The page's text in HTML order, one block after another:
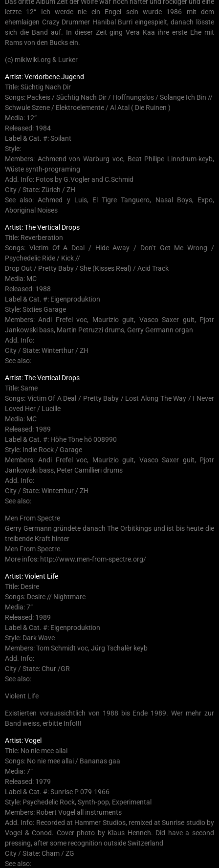
letzte 12“ Ich werde nie ein Engel sein wurde 1986 mit dem
ehemlaigen Crazy Drummer Hanibal Burri eingespielt, danach lösste
sich die Band auf. In dieser Zeit ging Vera Kaa ihre erste Ehe mit
Rams von den Bucks ein.
(c) mikiwiki.org & Lurker
Artist: Verdorbene Jugend
Title: Süchtig Nach Dir
Songs: Packeis / Süchtig Nach Dir / Hoffnungslos / Solange Ich Bin //
Schwule Szene / Elektroelemente / Al Atal ( Die Ruinen )
Media: 12“
Released: 1984
Label & Cat. #: Soilant
Style:
Members: Achmend von Warburg voc, Beat Philipe Linndrum-keyb,
Wüste synth-programing
Add. Info: Fotos by G.Vogler and C.Schmid
City / State: Zürich / ZH
See also: Achmed y Luis, El Tigre Tanguero, Nasal Boys, Expo,
Aboriginal Noises
Artist: The Vertical Drops
Title: Reverberation
Songs: Victim Of A Deal / Hide Away / Don’t Get Me Wrong /
Psychedelic Ride / Kick //
Drop Out / Pretty Baby / She (Kisses Real) / Acid Track
Media: MC
Released: 1988
Label & Cat. #: Eigenproduktion
Style: Sixties Garage
Members: Andi Frefel voc, Maurizio guit, Vasco Saxer guit, Pjotr
Jankowski bass, Martin Petruzzi drums, Gerry Germann organ
Add. Info:
City / State: Winterthur / ZH
See also:
Artist: The Vertical Drops
Title: Same
Songs: Victim Of A Deal / Pretty Baby / Lost Along The Way / I Never
Loved Her / Lucille
Media: MC
Released: 1989
Label & Cat. #: Höhe Töne hö 008990
Style: Indie Rock / Garage
Members: Andi Frefel voc, Maurizio guit, Vasco Saxer guit, Pjotr
Jankowski bass, Peter Camillieri drums
Add. Info:
City / State: Winterthur / ZH
See also:
Men From Spectre
Gerry Germann gründete danach The Orbitkings und ist bis heute die
treibende Kraft hinter
Men From Spectre.
More infos: http://www.men-from-spectre.org/
Artist: Violent Life
Title: Desire
Songs: Desire // Nightmare
Media: 7“
Released: 1989
Label & Cat. #: Eigenproduktion
Style: Dark Wave
Members: Tom Schmidt voc, Jürg Tschalèr keyb
Add. Info:
City / State: Chur /GR
See also:
Violent Life
Existierten voraussichtlich von 1988 bis Ende 1989. Wer mehr zur
Band weiss, erbitte Info!!!
Artist: Vogel
Title: No nie mee allai
Songs: No nie mee allai / Bananas gaa
Media: 7“
Released: 1979
Label & Cat. #: Sunrise P 079-1966
Style: Psychedelic Rock, Synth-pop, Experimental
Members: Robert Vogel all instruments
Add. Info: Recorded at Hammer Studios, remixed at Sunrise studio by
Vogel & Conod. Cover photo by Klaus Hennch. Did have a second
pressing, after some recognition outside Switzerland
City / State: Cham / ZG
See also: